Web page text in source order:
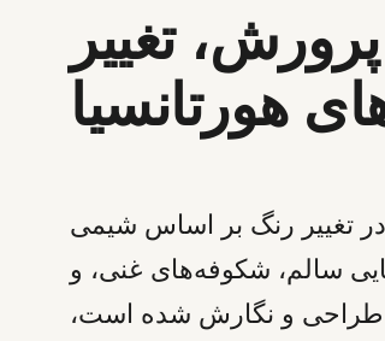
تغییر
هورتانسیا
در تغییر رنگ بر اساس شیمی
سالم، شکوفه‌های غنی، و
طراحی و نگارش شده است،